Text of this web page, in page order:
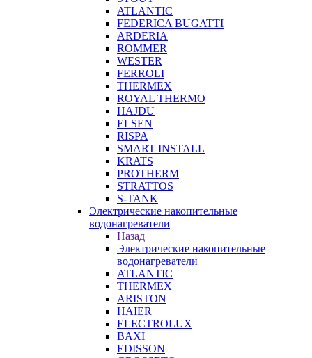
ATLANTIC
FEDERICA BUGATTI
ARDERIA
ROMMER
WESTER
FERROLI
THERMEX
ROYAL THERMO
HAJDU
ELSEN
RISPA
SMART INSTALL
KRATS
PROTHERM
STRATTOS
S-TANK
Электрические накопительные
водонагреватели
Назад
Электрические накопительные
водонагреватели
ATLANTIC
THERMEX
ARISTON
HAIER
ELECTROLUX
BAXI
EDISSON